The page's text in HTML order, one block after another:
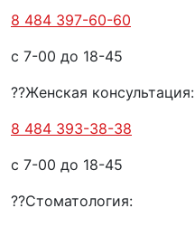
8 484 397-60-60
с 7-00 до 18-45
??Женская консультация:
8 484 393-38-38
с 7-00 до 18-45
??Стоматология: